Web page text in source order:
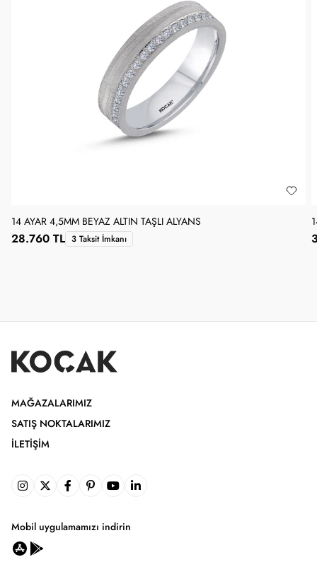
14 AYAR 4,5MM BEYAZ ALTIN TAŞLI ALYANS
28.760 TL 3 Taksit İmkanı
MAĞAZALARIMIZ
SATIŞ NOKTALARIMIZ
İLETIŞIM
Mobil uygulamamızı indirin